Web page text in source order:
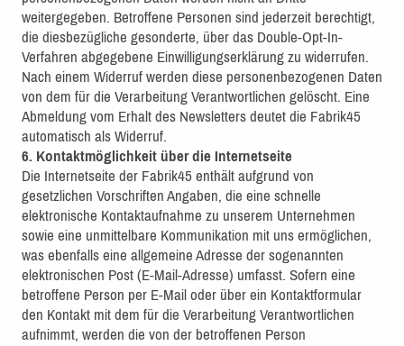
weitergegeben. Betroffene Personen sind jederzeit berechtigt,
die diesbezügliche gesonderte, über das Double-Opt-In-
Verfahren abgegebene Einwilligungserklärung zu widerrufen.
Nach einem Widerruf werden diese personenbezogenen Daten
von dem für die Verarbeitung Verantwortlichen gelöscht. Eine
Abmeldung vom Erhalt des Newsletters deutet die Fabrik45
automatisch als Widerruf.
6. Kontaktmöglichkeit über die Internetseite
Die Internetseite der Fabrik45 enthält aufgrund von
gesetzlichen Vorschriften Angaben, die eine schnelle
elektronische Kontaktaufnahme zu unserem Unternehmen
sowie eine unmittelbare Kommunikation mit uns ermöglichen,
was ebenfalls eine allgemeine Adresse der sogenannten
elektronischen Post (E-Mail-Adresse) umfasst. Sofern eine
betroffene Person per E-Mail oder über ein Kontaktformular
den Kontakt mit dem für die Verarbeitung Verantwortlichen
aufnimmt, werden die von der betroffenen Person